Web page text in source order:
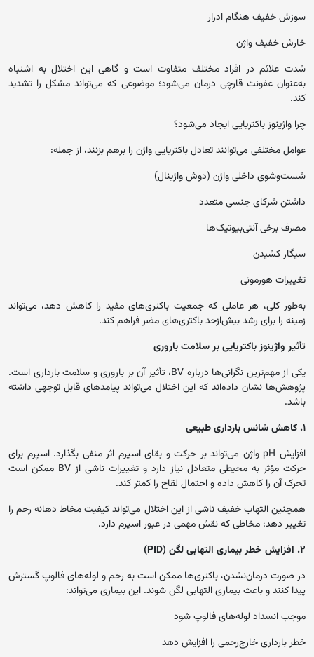
سوزش خفیف هنگام ادرار
خارش خفیف واژن
شدت علائم در افراد مختلف متفاوت است و گاهی این اختلال به اشتباه
به‌عنوان عفونت قارچی درمان می‌شود؛ موضوعی که می‌تواند مشکل را تشدید
کند.
چرا واژینوز باکتریایی ایجاد می‌شود؟
عوامل مختلفی می‌توانند تعادل باکتریایی واژن را برهم بزنند، از جمله:
شست‌وشوی داخلی واژن (دوش واژینال)
داشتن شرکای جنسی متعدد
مصرف برخی آنتی‌بیوتیک‌ها
سیگار کشیدن
تغییرات هورمونی
به‌طور کلی، هر عاملی که جمعیت باکتری‌های مفید را کاهش دهد، می‌تواند
زمینه را برای رشد بیش‌ازحد باکتری‌های مضر فراهم کند.
تأثیر واژینوز باکتریایی بر سلامت باروری
یکی از مهم‌ترین نگرانی‌ها درباره BV، تأثیر آن بر باروری و سلامت بارداری است.
پژوهش‌ها نشان داده‌اند که این اختلال می‌تواند پیامدهای قابل توجهی داشته
باشد.
۱. کاهش شانس بارداری طبیعی
افزایش pH واژن می‌تواند بر حرکت و بقای اسپرم اثر منفی بگذارد. اسپرم برای
حرکت مؤثر به محیطی متعادل نیاز دارد و تغییرات ناشی از BV ممکن است
تحرک آن را کاهش داده و احتمال لقاح را کمتر کند.
همچنین التهاب خفیف ناشی از این اختلال می‌تواند کیفیت مخاط دهانه رحم را
تغییر دهد؛ مخاطی که نقش مهمی در عبور اسپرم دارد.
۲. افزایش خطر بیماری التهابی لگن (PID)
در صورت درمان‌نشدن، باکتری‌ها ممکن است به رحم و لوله‌های فالوپ گسترش
پیدا کنند و باعث بیماری التهابی لگن شوند. این بیماری می‌تواند:
موجب انسداد لوله‌های فالوپ شود
خطر بارداری خارج‌رحمی را افزایش دهد